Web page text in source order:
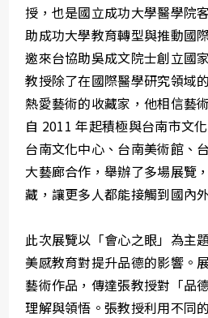
授，也是國立成功大學醫學院
助成功大學教育轉型與推動國
邀來台協助吳成文院士創立國
教授除了在國際醫學研究領域
熱愛藝術的收藏家，他相信藝
自 2011 年起積極與台南市文
台南文化中心、台南美術館、
大藝廊合作，舉辦了多場展覽
藏，讓更多人都能接觸到國內
此次展覽以「會心之眼」為主
美感教育對提升品德的影響。
藝術作品，傳達張教授對「品
理解與領悟。張教授利用不同